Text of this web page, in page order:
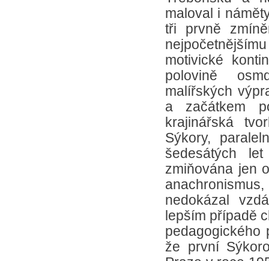
maloval i
tři prvně
motivické
polovině
malířských
a začátkem
krajinářská
Sýkory,
šedesátých
zmiňována jen
nedokázal
lepším případě
pedagogického
že první